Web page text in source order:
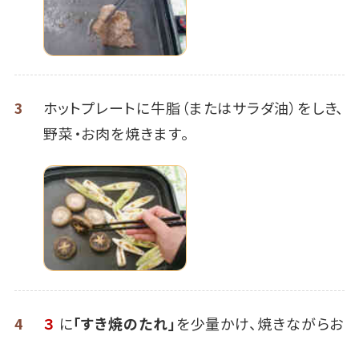
3
ホットプレートに牛脂（またはサラダ油）をしき、
野菜・お肉を焼きます。
4 ３ に「すき焼のたれ」を少量かけ、焼きながらお